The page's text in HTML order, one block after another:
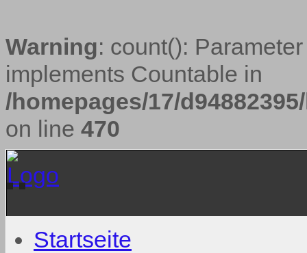
Warning: count():
implements Countable in
/homepages/17/
on line 470
Startseite